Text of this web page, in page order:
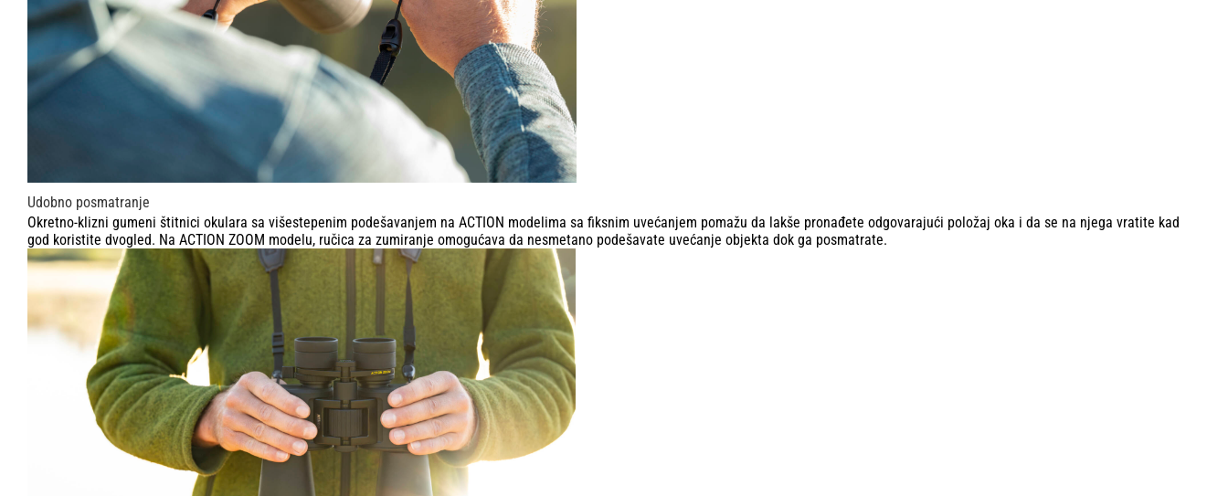
Udobno posmatranje
Okretno-klizni gumeni štitnici okulara sa višestepenim podešavanjem na ACTION modelima sa fiksnim uvećanjem pomažu da lakše pronađete odgovarajući položaj oka i da se na njega vratite kad
god koristite dvogled. Na ACTION ZOOM modelu, ručica za zumiranje omogućava da nesmetano podešavate uvećanje objekta dok ga posmatrate.